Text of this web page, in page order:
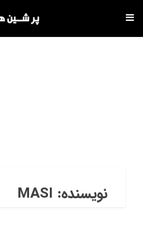
نویسنده: MASI